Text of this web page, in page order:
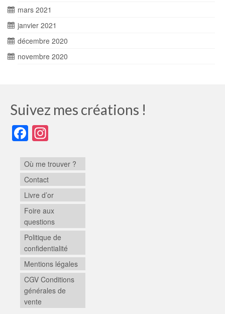
mars 2021
janvier 2021
décembre 2020
novembre 2020
Suivez mes créations !
Facebook
Où me trouver ?
Contact
Livre d’or
Foire aux
questions
Politique de
confidentialité
Mentions légales
CGV Conditions
générales de
vente